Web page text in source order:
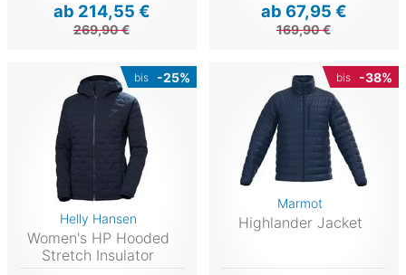
ab 214,55 €
269,90 €
ab 67,95 €
169,90 €
bis -25%
Helly Hansen
Women's HP Hooded
Stretch Insulator
bis -38%
Marmot
Highlander Jacket